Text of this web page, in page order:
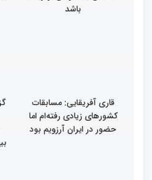
باشد
قاری آفریقایی: مسابقات
کشورهای زیادی رفته‌ام اما
حضور در ایران آرزویم بود